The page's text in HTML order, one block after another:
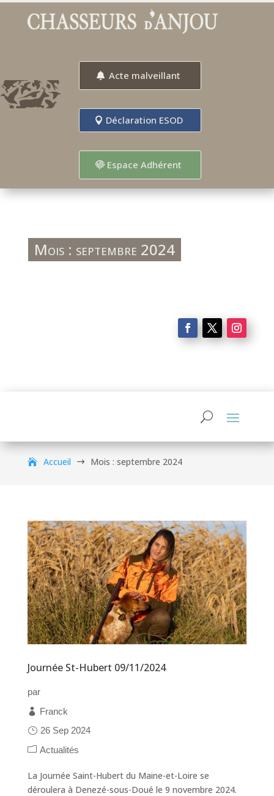
Acte malveillant
Déclaration ESOD
Espace Adhérent
Mois : septembre 2024
Accueil $ Mois : septembre 2024
Journée St-Hubert 09/11/2024
par
Franck
26 Sep 2024
Actualités
La Journée Saint-Hubert du Maine-et-Loire se
déroulera à Denezé-sous-Doué le 9 novembre 2024.